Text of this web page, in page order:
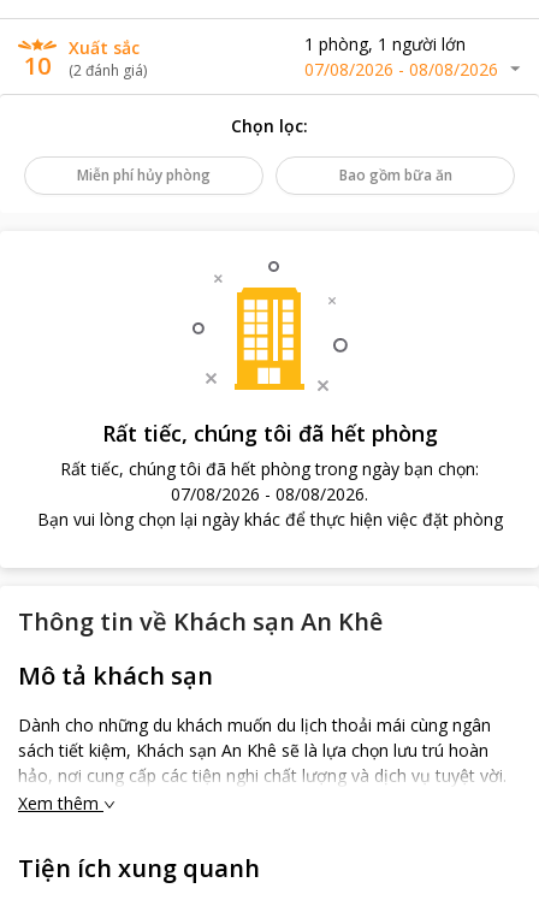
10
Xuất sắc
(2đánh giá)
1 phòng, 1 người lớn
07/08/2026 - 08/08/2026
Chọn lọc:
Miễn phí hủy phòng Bao gồm bữa ăn
Rất tiếc, chúng tôi đã hết phòng
Rất tiếc, chúng tôi đã hết phòng trong ngày bạn chọn:
07/08/2026 - 08/08/2026.
Bạn vui lòng chọn lại ngày khác để thực hiện việc đặt phòng
Thông tin về Khách sạn An Khê
Mô tả khách sạn
Dành cho những du khách muốn du lịch thoải mái cùng ngân
sách tiết kiệm, Khách sạn An Khê sẽ là lựa chọn lưu trú hoàn
hảo, nơi cung cấp các tiện nghi chất lượng và dịch vụ tuyệt vời.
Xem thêm
Tiện ích xung quanh